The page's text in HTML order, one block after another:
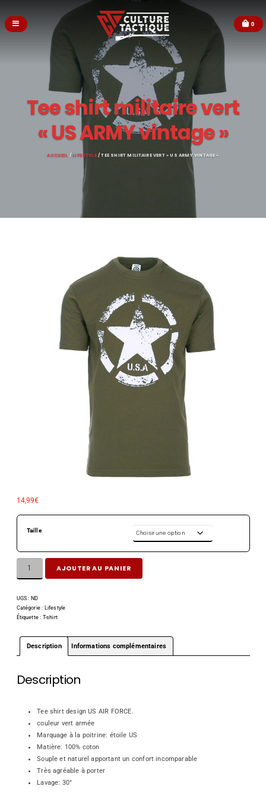
0
Tee shirt militaire vert
« US ARMY vintage »
ACCUEIL /LIFESTYLE/ TEE SHIRT MILITAIRE VERT « US ARMY VINTAGE »
14,99€
Taille
AJOUTER AU PANIER
UGS : ND
Catégorie : Lifestyle
Étiquette : T-shirt
Description Informations complémentaires
Description
Tee shirt design US AIR FORCE.
couleur vert armée
Marquage à la poitrine: étoile US
Matière: 100% coton
Souple et naturel apportant un confort incomparable
Très agréable à porter
Lavage: 30°